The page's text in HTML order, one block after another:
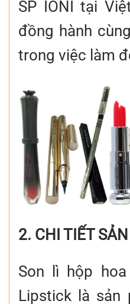
SP IONI tại
đồng hành
trong việc làm
2. CHI TIẾT
Son lì hộp
Lipstick là sản